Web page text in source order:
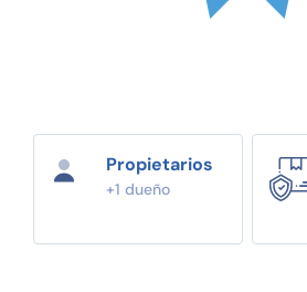
Propietarios
+1 dueño